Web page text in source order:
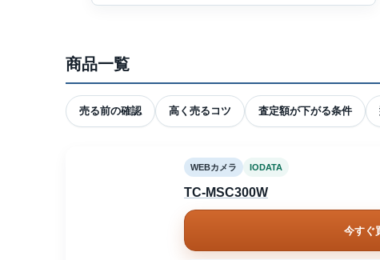
商品一覧
売る前の確認 高く売るコツ 査定額が下がる条件
WEBカメラ IODATA
TC-MSC300W
今すぐ